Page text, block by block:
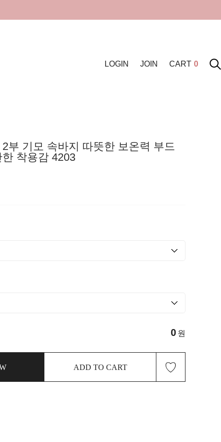
LOGIN JOIN CART 0
부 기모 속바지 따뜻한 보온력 부드
착용감 4203
0 원
ADD TO CART ♡